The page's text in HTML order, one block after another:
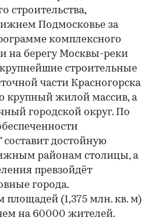
строительства,
Подмосковье за
комплексного
на берегу Москвы-реки
строительные
части Красногорска
крупный жилой массив, а
городской округ. По
достойную
районам столицы, а
превзойдёт
города.
площадей (1,375 млн. кв. м)
на 60000 жителей.